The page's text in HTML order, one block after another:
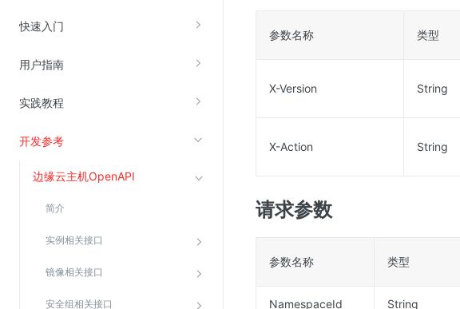
快速入门
用户指南
实践教程
开发参考
边缘云主机OpenAPI
简介
实例相关接口
镜像相关接口
安全组相关接口
云直播(KLS)
边缘节点计算
金山云云防火墙
大模型应用防火墙
高防IP(KAD)
DDoS原生高防
参数名称 类型
X-Version String
X-Action String
请求参数
参数名称 类型
NamespaceId String